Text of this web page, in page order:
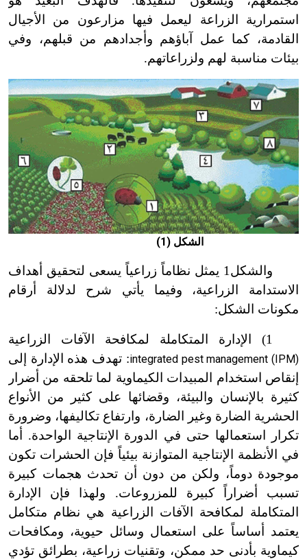
استمرارية الزراعة ليعمل فيها مزارعون من الأجيال
القادمة، كما عمل آباؤهم وأجدادهم من قبلهم، وفي
بيئات مناسبة لهم ولزراعاتهم.
الشكل (1)
والشكل1 يمثل نظاماً زراعياً يسعى لتحقيق أهداف
الاستدامة الزراعية، وفيما يأتي شرح لدلالة أرقام
مكونات الشكل:
1) الإدارة المتكاملة لمكافحة الآفات الزراعية
integrated pest management (IPM): تهدف هذه الإدارة إلى
إنقاص استخدام المبيدات الكيماوية لما تلحقه من أضرار
كثيرة بالإنسان والبيئة، وقضائها على كثير من الأنواع
الحشرية الضارة وغير الضارة، وارتفاع تكاليفها، وضرورة
تكرار استعمالها حتى في الدورة الإنتاجية الواحدة. أما
في الأنظمة الإنتاجية المتوازنة بيئياً فإن الحشرات تكون
موجودة دوماً، ولكن من دون أن تحدث هجمات كبيرة
تسبب أضراراً كبيرة للمزروعات. ولهذا فإن الإدارة
المتكاملة لمكافحة الآفات الزراعية هي نظام متكامل
يعتمد أساساً على استعمال وسائل حيوية، ومكافحات
كيماوية بأدنى حد ممكن، وتقنيات زراعية، بطرائق تؤدي